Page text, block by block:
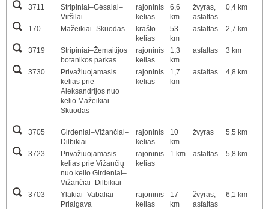
3711
Stripiniai–Gėsalai–
Viršilai
rajoninis
kelias
6,6
km
žvyras,
asfaltas
0,4 km
170 Mažeikiai–Skuodas
krašto
kelias
53
km
asfaltas 2,7 km
3719
Stripiniai–Žemaitijos
botanikos parkas
rajoninis
kelias
1,3
km
asfaltas 3 km
3730
Privažiuojamasis
kelias prie
Aleksandrijos nuo
kelio Mažeikiai–
Skuodas
rajoninis
kelias
1,7
km
asfaltas 4,8 km
3705
Girdeniai–Vižančiai–
Dilbikiai
rajoninis
kelias
10
km
žvyras 5,5 km
3723
Privažiuojamasis
kelias prie Vižančių
nuo kelio Girdeniai–
Vižančiai–Dilbikiai
rajoninis
kelias
1 km asfaltas 5,8 km
3703
Ylakiai–Vabaliai–
Prialgava
rajoninis
kelias
17
km
žvyras,
asfaltas
6,1 km